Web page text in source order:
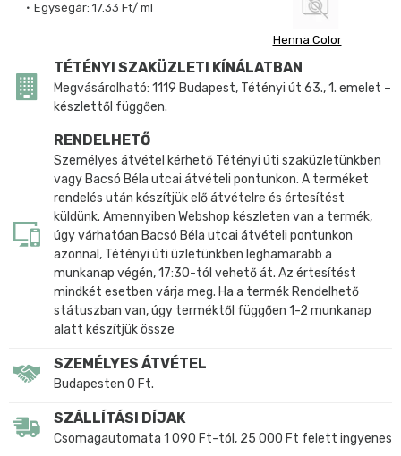
Egységár: 17.33 Ft/ ml
Henna Color
TÉTÉNYI SZAKÜZLETI KÍNÁLATBAN
Megvásárolható: 1119 Budapest, Tétényi út 63., 1. emelet –
készlettől függően.
RENDELHETŐ
Személyes átvétel kérhető Tétényi úti szaküzletünkben
vagy Bacsó Béla utcai átvételi pontunkon. A terméket
rendelés után készítjük elő átvételre és értesítést
küldünk. Amennyiben Webshop készleten van a termék,
úgy várhatóan Bacsó Béla utcai átvételi pontunkon
azonnal, Tétényi úti üzletünkben leghamarabb a
munkanap végén, 17:30-tól vehető át. Az értesítést
mindkét esetben várja meg. Ha a termék Rendelhető
státuszban van, úgy terméktől függően 1-2 munkanap
alatt készítjük össze
SZEMÉLYES ÁTVÉTEL
Budapesten 0 Ft.
SZÁLLÍTÁSI DÍJAK
Csomagautomata 1 090 Ft-tól, 25 000 Ft felett ingyenes